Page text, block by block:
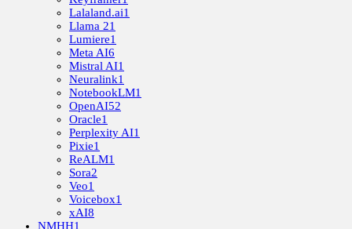
Lalaland.ai1
Llama 21
Lumiere1
Meta AI6
Mistral AI1
Neuralink1
NotebookLM1
OpenAI52
Oracle1
Perplexity AI1
Pixie1
ReALM1
Sora2
Veo1
Voicebox1
xAI8
NMHH1